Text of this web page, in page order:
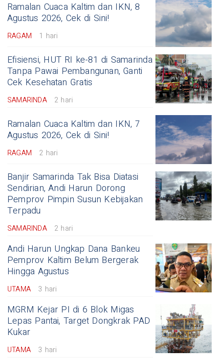
Ramalan Cuaca Kaltim dan IKN, 8
Agustus 2026, Cek di Sini!
RAGAM 1 hari
Efisiensi, HUT RI ke-81 di Samarinda
Tanpa Pawai Pembangunan, Ganti
Cek Kesehatan Gratis
SAMARINDA 2 hari
Ramalan Cuaca Kaltim dan IKN, 7
Agustus 2026, Cek di Sini!
RAGAM 2 hari
Banjir Samarinda Tak Bisa Diatasi
Sendirian, Andi Harun Dorong
Pemprov Pimpin Susun Kebijakan
Terpadu
SAMARINDA 2 hari
Andi Harun Ungkap Dana Bankeu
Pemprov Kaltim Belum Bergerak
Hingga Agustus
UTAMA 3 hari
MGRM Kejar PI di 6 Blok Migas
Lepas Pantai, Target Dongkrak PAD
Kukar
UTAMA 3 hari